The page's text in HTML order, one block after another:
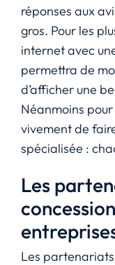
réponses aux
gros. Pour les
internet avec
permettra de
d’afficher une
Néanmoins
vivement de
spécialisée :
Les
Les